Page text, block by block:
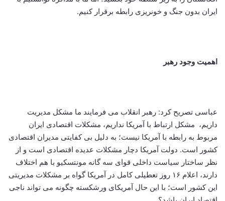
ایران بدون جنگ و خونریزی رابطه برقرار کنیم.
اهمیت وجود رهبر
عباسی تصریح کرد: رهبر انقلاب می فرمایند ما مشکل مدیریت
داریم، مشکل ارتباط با آمریکا نداریم، مشکلات اقتصادی ایران
مربوط به رابطه با آمریکا نیست؛ به دلیل بی کفایتی مدیران اقتصادی
کشور است. دولت آمریکا دچار مشکلات عدیده اقتصادی است و از
نظر ساختار سیاست داخلی قوای سه گانه مونتسکیو با هم اختلاف
دارند، اعلام ۱۶ روز تعطیلی کامل در آمریکا گواه بر مشکلات مدیریتی
این کشور است؛ با این حال آمریکای ورشکسته چگونه می تواند ناجی